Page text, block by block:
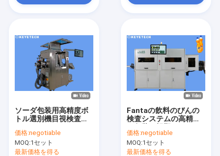
ソーダ包装用高精度ボ
トル選別機目視検査シ
価格:negotiable
MOQ:1セット
最新価格を得る
Fantaの飲料のびんの
検査システムの高精度
価格:negotiable
MOQ:1セット
最新価格を得る